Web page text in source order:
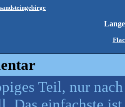
Teil, nur